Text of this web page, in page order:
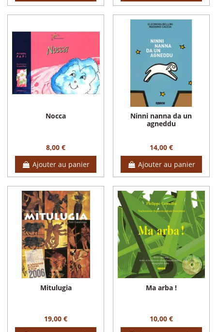
Nocca
8,00 €
Ajouter au panier
Ninni nanna da un
agneddu
14,00 €
Ajouter au panier
Mitulugia
19,00 €
Ma arba !
10,00 €